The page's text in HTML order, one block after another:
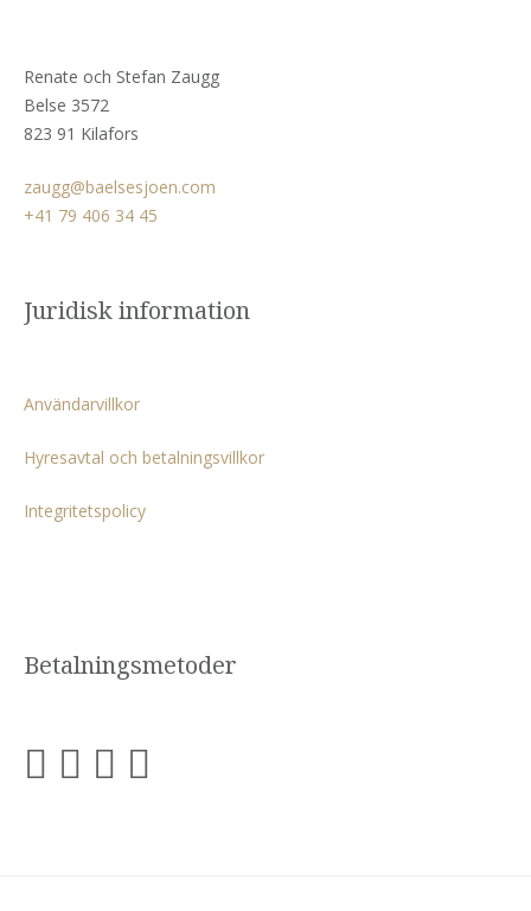
Renate och Stefan Zaugg
Belse 3572
823 91 Kilafors
zaugg@baelsesjoen.com
+41 79 406 34 45
Juridisk information
Användarvillkor
Hyresavtal och betalningsvillkor
Integritetspolicy
Betalningsmetoder